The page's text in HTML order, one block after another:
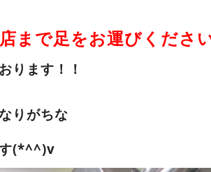
まで足をお運びくださ
ります！！
りがちな
す(*^^)v